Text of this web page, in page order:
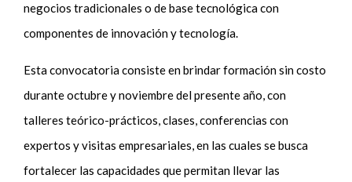
negocios tradicionales o de base tecnológica con
componentes de innovación y tecnología.
Esta convocatoria consiste en brindar formación sin costo
durante octubre y noviembre del presente año, con
talleres teórico-prácticos, clases, conferencias con
expertos y visitas empresariales, en las cuales se busca
fortalecer las capacidades que permitan llevar las